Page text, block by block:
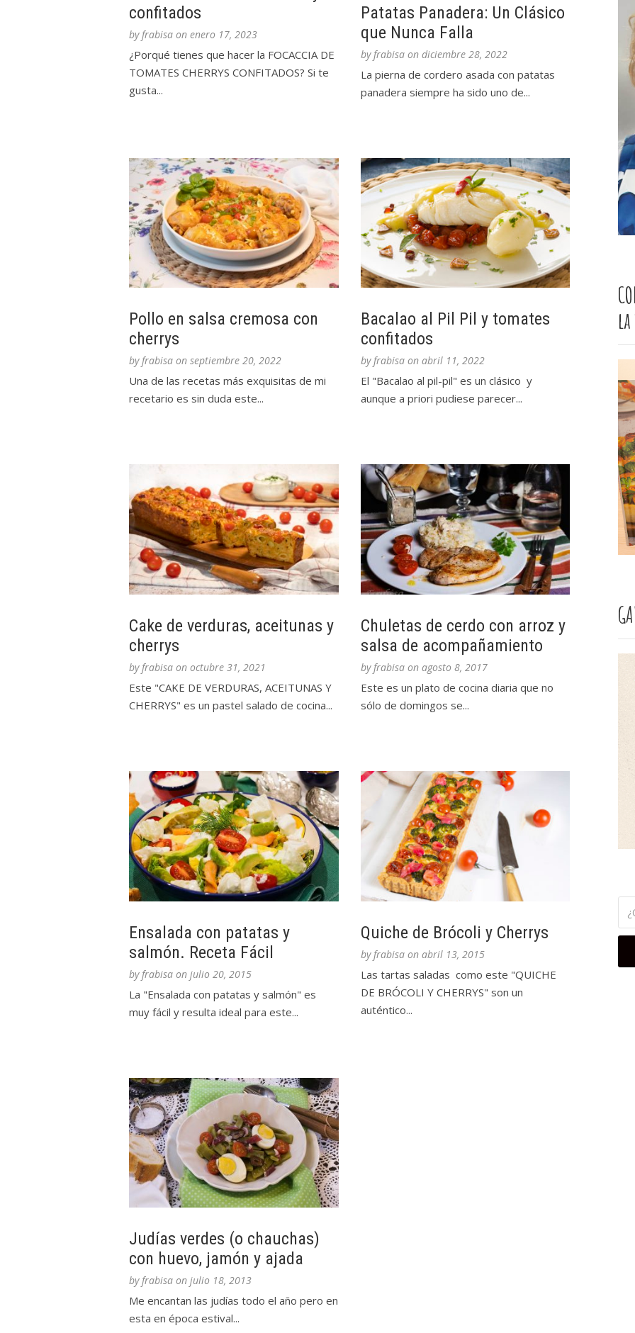
confitados
byfrabisa on enero 17, 2023
¿Porqué tienes que hacer la FOCACCIA DE
TOMATES CHERRYS CONFITADOS? Si te
gusta...
Patatas Panadera: Un Clásico
que Nunca Falla
byfrabisa on diciembre 28, 2022
La pierna de cordero asada con patatas
panadera siempre ha sido uno de...
Pollo en salsa cremosa con
cherrys
byfrabisa on septiembre 20, 2022
Una de las recetas más exquisitas de mi
recetario es sin duda este...
Bacalao al Pil Pil y tomates
confitados
byfrabisa on abril 11, 2022
El "Bacalao al pil-pil" es un clásico y
aunque a priori pudiese parecer...
Cake de verduras, aceitunas y
cherrys
byfrabisa on octubre 31, 2021
Este "CAKE DE VERDURAS, ACEITUNAS Y
CHERRYS" es un pastel salado de cocina...
Chuletas de cerdo con arroz y
salsa de acompañamiento
byfrabisa on agosto 8, 2017
Este es un plato de cocina diaria que no
sólo de domingos se...
Ensalada con patatas y
salmón. Receta Fácil
by frabisa on julio 20, 2015
La "Ensalada con patatas y salmón" es
muy fácil y resulta ideal para este...
Quiche de Brócoli y Cherrys
by frabisa on abril 13, 2015
Las tartas saladas como este "QUICHE
DE BRÓCOLI Y CHERRYS" son un
auténtico...
Judías verdes (o chauchas)
con huevo, jamón y ajada
byfrabisa on julio 18, 2013
Me encantan las judías todo el año pero en
esta en época estival...